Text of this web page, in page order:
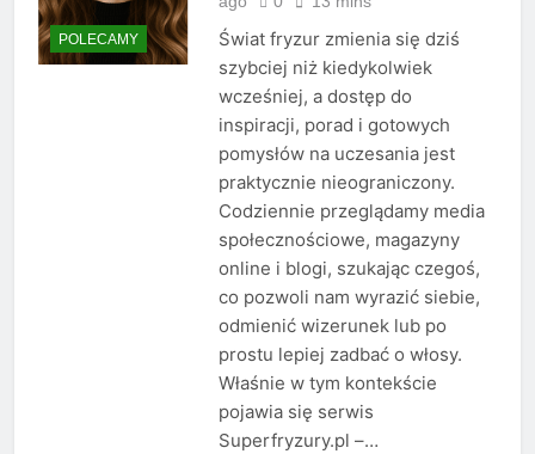
POLECAMY
Świat fryzur zmienia się dziś
szybciej niż kiedykolwiek
wcześniej, a dostęp do
inspiracji, porad i gotowych
pomysłów na uczesania jest
praktycznie nieograniczony.
Codziennie przeglądamy media
społecznościowe, magazyny
online i blogi, szukając czegoś,
co pozwoli nam wyrazić siebie,
odmienić wizerunek lub po
prostu lepiej zadbać o włosy.
Właśnie w tym kontekście
pojawia się serwis
Superfryzury.pl –…